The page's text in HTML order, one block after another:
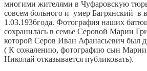
многими жителями в Чуфаровскую
совсем больного и умер Багрянский в
1.03.1936года. Фотография наших
сохранилась в семье Серовой Марии
которой Серов Иван Афанасьевич был
( К сожалению, фотографию сын Марии
Николай отказывается публиковать).